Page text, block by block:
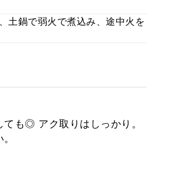
土鍋で弱火で煮込み、途中火を
も◎ アク取りはしっかり。